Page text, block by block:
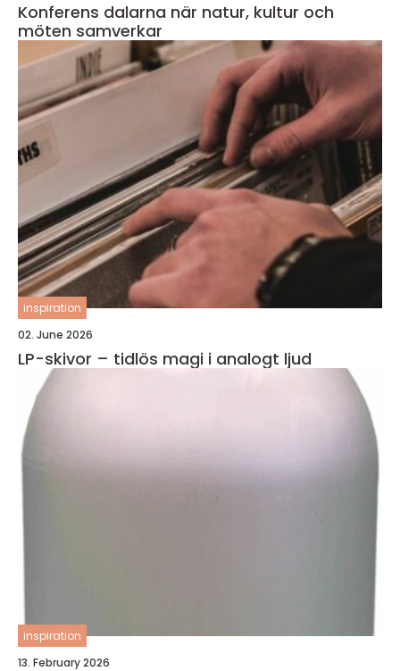
Konferens dalarna när natur, kultur och
möten samverkar
inspiration
02. June 2026
LP-skivor – tidlös magi i analogt ljud
inspiration
13. February 2026